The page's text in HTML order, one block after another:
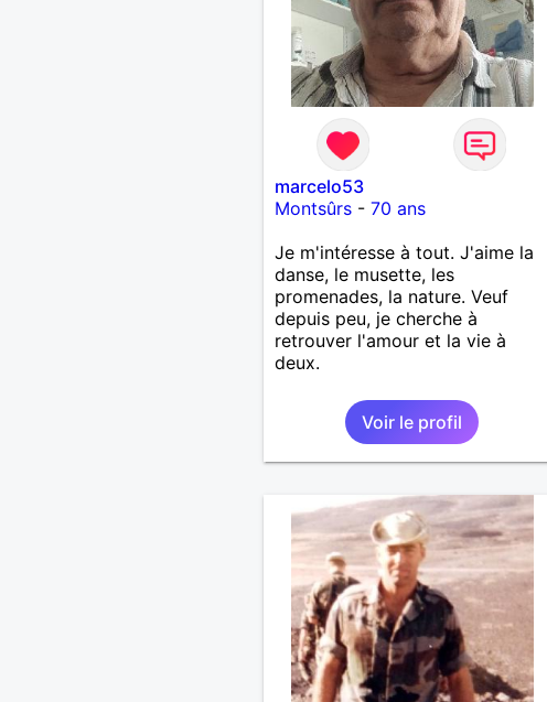
marcelo53
Montsûrs- 70 ans
Je m'intéresse à tout. J'aime la
danse, le musette, les
promenades, la nature. Veuf
depuis peu, je cherche à
retrouver l'amour et la vie à
deux.
Voir le profil